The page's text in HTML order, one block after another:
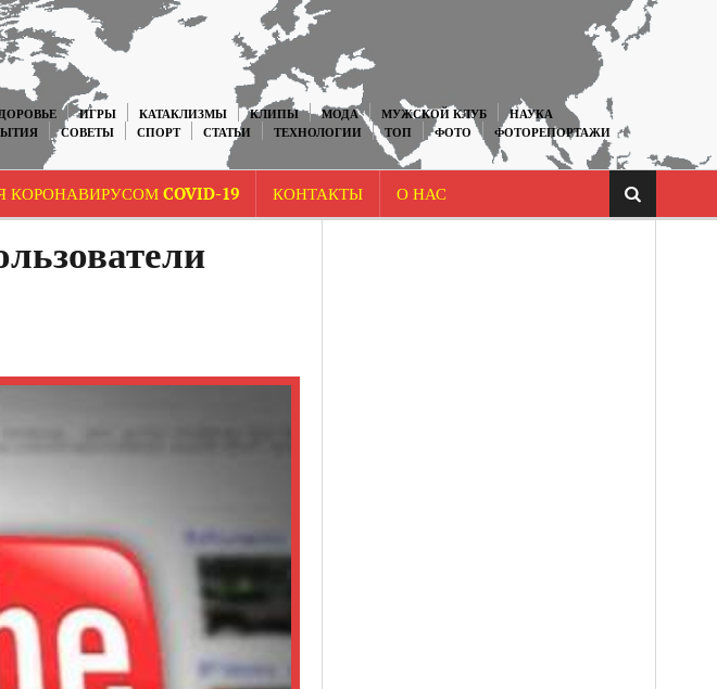
ИГРЫ КАТАКЛИЗМЫ КЛИПЫ МОДА МУЖСКОЙ КЛУБ
НАУКА
СОВЕТЫ СПОРТ СТАТЬИ ТЕХНОЛОГИИ ТОП ФОТО
ФОТОРЕПОРТАЖИ
КОРОНАВИРУСОМ COVID-19 КОНТАКТЫ О НАС